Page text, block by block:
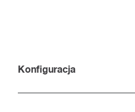
Konfiguracja